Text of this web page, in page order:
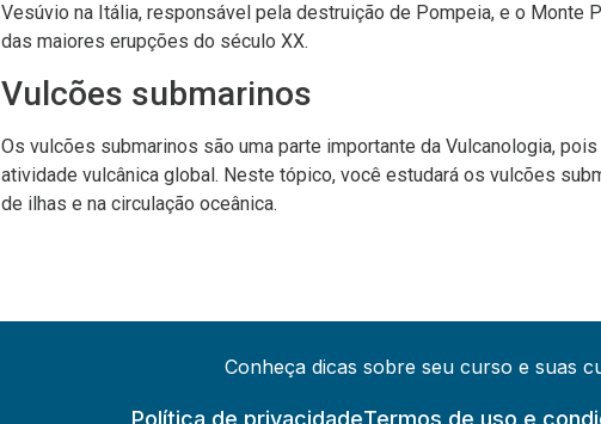
Vesúvio na Itália, responsável pela destruição de Pompeia, e o Monte
das maiores erupções do século XX.
Vulcões submarinos
Os vulcões submarinos são uma parte importante da Vulcanologia,
atividade vulcânica global. Neste tópico, você estudará os vulcões
de ilhas e na circulação oceânica.
Conheça dicas sobre seu curso e suas
Política de privacidadeTermos de uso e